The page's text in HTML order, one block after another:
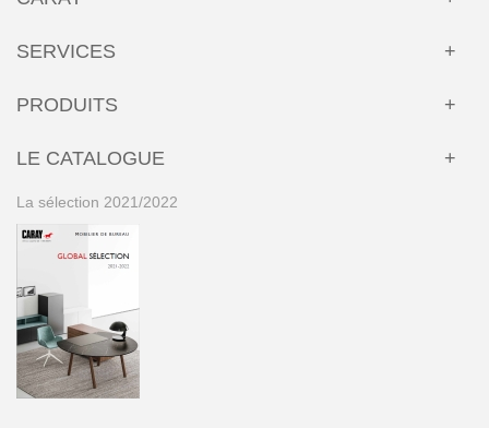
SERVICES
PRODUITS
LE CATALOGUE
La sélection 2021/2022